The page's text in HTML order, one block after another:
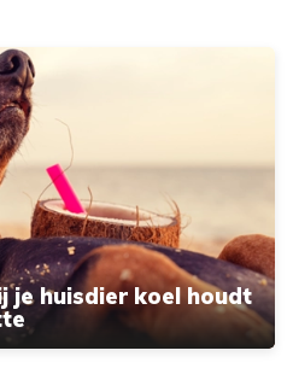
je huisdier koel houdt